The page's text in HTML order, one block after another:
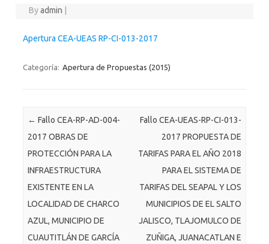
Byadmin
Apertura CEA-UEAS RP-CI-013-2017
Categoría: Apertura de Propuestas (2015)
Post navigation
← Fallo CEA-RP-AD-004-
2017 OBRAS DE
PROTECCIÓN PARA LA
INFRAESTRUCTURA
EXISTENTE EN LA
LOCALIDAD DE CHARCO
AZUL, MUNICIPIO DE
CUAUTITLÁN DE GARCÍA
Fallo CEA-UEAS-RP-CI-013-
2017 PROPUESTA DE
TARIFAS PARA EL AÑO 2018
PARA EL SISTEMA DE
TARIFAS DEL SEAPAL Y LOS
MUNICIPIOS DE EL SALTO
JALISCO, TLAJOMULCO DE
ZUÑIGA, JUANACATLAN E